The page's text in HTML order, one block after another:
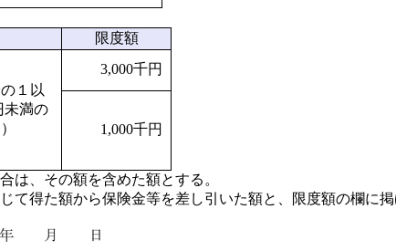
限度額
１以
未満の
3,000千円
1,000千円
、その額を含めた額とする。
得た額から保険金等を差し引いた額と、限度額の欄に掲